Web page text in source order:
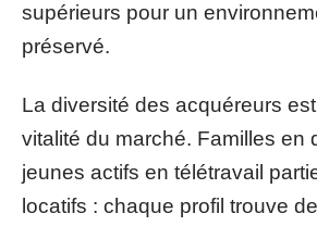
supérieurs pour un
préservé.
La diversité des acquéreurs
vitalité du marché. Familles en
jeunes actifs en télétravail
locatifs : chaque profil trouve